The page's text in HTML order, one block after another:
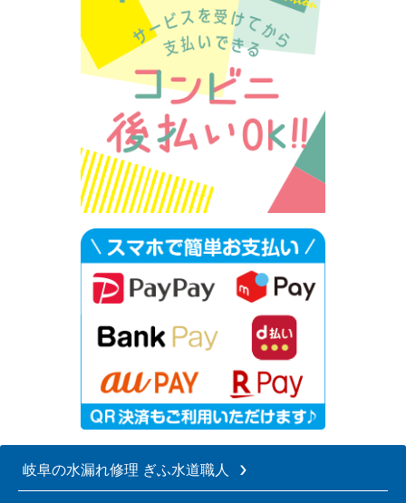
岐阜の水漏れ修理 ぎふ水道職人